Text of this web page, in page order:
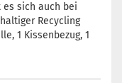
es sich auch bei
Recycling
1 Kissenbezug, 1